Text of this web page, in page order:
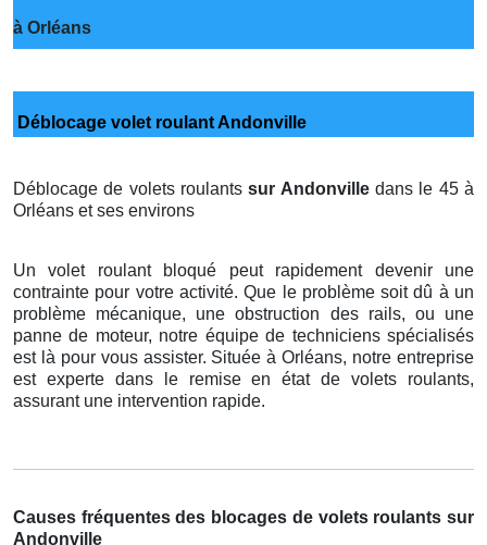
à Orléans
Déblocage volet roulant Andonville
Déblocage de volets roulantssur Andonvilledans le 45 à
Orléans et ses environs
Un volet roulant bloqué peut rapidement devenir une
contrainte pour votre activité. Que le problème soit dû à un
problème mécanique, une obstruction des rails, ou une
panne de moteur, notre équipe de techniciens spécialisés
est là pour vous assister. Située à Orléans, notre entreprise
est experte dans le remise en état de volets roulants,
assurant une intervention rapide.
Causes fréquentes des blocages de volets roulants sur
Andonville